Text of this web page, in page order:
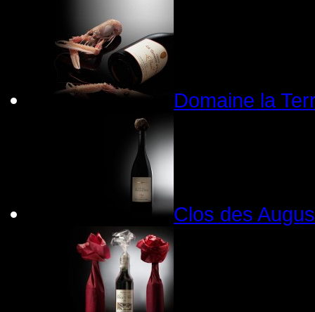
Domaine la
Clos des